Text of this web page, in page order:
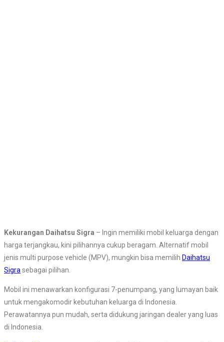
Kekurangan Daihatsu Sigra – Ingin memiliki mobil keluarga dengan
harga terjangkau, kini pilihannya cukup beragam. Alternatif mobil
jenis multi purpose vehicle (MPV), mungkin bisa memilih Daihatsu
Sigrasebagai pilihan.
Mobil ini menawarkan konfigurasi 7-penumpang, yang lumayan baik
untuk mengakomodir kebutuhan keluarga di Indonesia.
Perawatannya pun mudah, serta didukung jaringan dealer yang luas
di Indonesia.